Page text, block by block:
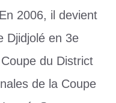
2006, il devient
Djidjolé en 3e
du District
de la Coupe